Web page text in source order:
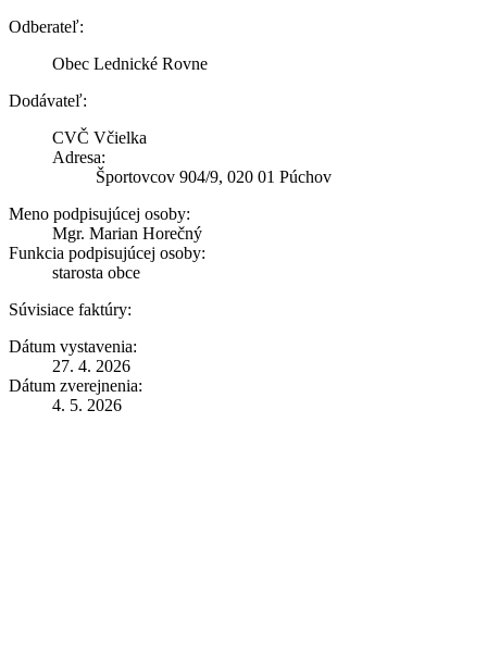
Odberateľ:
Obec Lednické Rovne
Dodávateľ:
CVČ Včielka
Adresa:
Športovcov 904/9, 020 01 Púchov
Meno podpisujúcej osoby:
Mgr. Marian Horečný
Funkcia podpisujúcej osoby:
starosta obce
Súvisiace faktúry:
Dátum vystavenia:
27. 4. 2026
Dátum zverejnenia:
4. 5. 2026